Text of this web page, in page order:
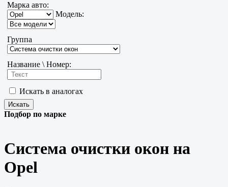
Марка авто:
Модель:
Группа
Название \ Номер:
Искать в аналогах
Подбор по марке
Система очистки окон на
Opel